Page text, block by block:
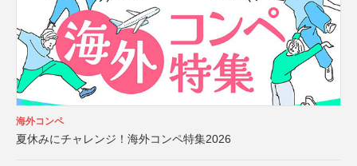
海外コンペ
夏休みにチャレンジ！海外コンペ特集2026